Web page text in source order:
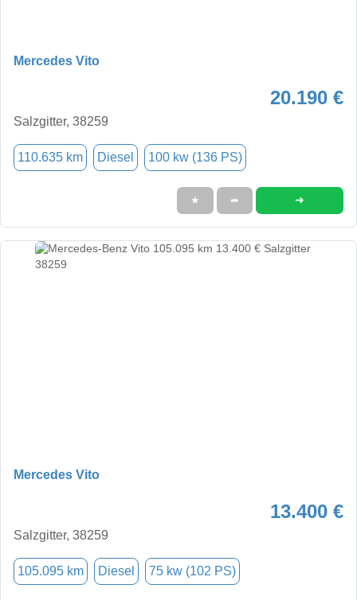
Mercedes Vito
20.190 €
Salzgitter, 38259
110.635 km Diesel 100 kw (136 PS)
★ ➦ ➜
Mercedes Vito
13.400 €
Salzgitter, 38259
105.095 km Diesel 75 kw (102 PS)